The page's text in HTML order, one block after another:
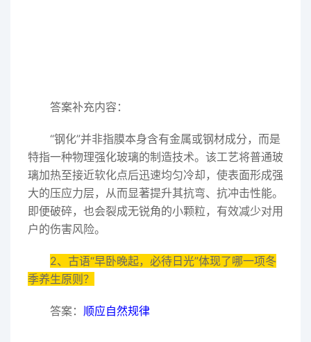
答案补充内容：
“钢化”并非指膜本身含有金属或钢材成分，而是
特指一种物理强化玻璃的制造技术。该工艺将普通玻
璃加热至接近软化点后迅速均匀冷却，使表面形成强
大的压应力层，从而显著提升其抗弯、抗冲击性能。
即便破碎，也会裂成无锐角的小颗粒，有效减少对用
户的伤害风险。
2、古语“早卧晚起，必待日光”体现了哪一项冬
季养生原则？
答案： 顺应自然规律